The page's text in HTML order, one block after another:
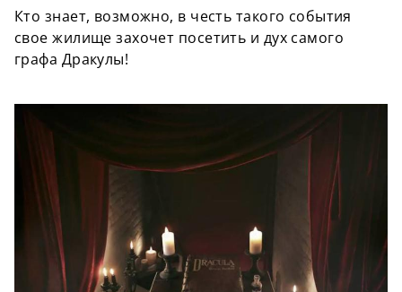
Кто знает, возможно, в честь такого события
свое жилище захочет посетить и дух самого
графа Дракулы!